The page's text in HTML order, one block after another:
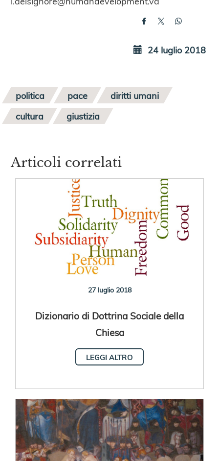
24 luglio 2018
politica pace
diritti umani
cultura
giustizia
Articoli correlati
27 luglio 2018
Dizionario di Dottrina Sociale della
Chiesa
LEGGI ALTRO